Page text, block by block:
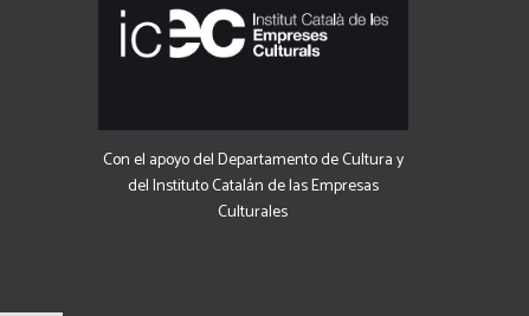
Con el apoyo del Departamento de Cultura y
del Instituto Catalán de las Empresas
Culturales